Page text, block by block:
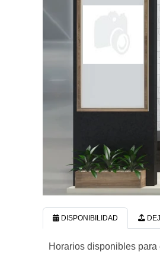
DISPONIBILIDAD
Horarios disponibles para